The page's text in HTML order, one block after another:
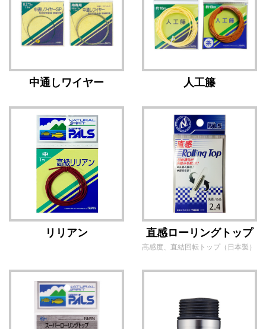
中通しワイヤー 人工籐
リリアン 直感ローリングトップ
高感度、直結回転トップ（日本製）